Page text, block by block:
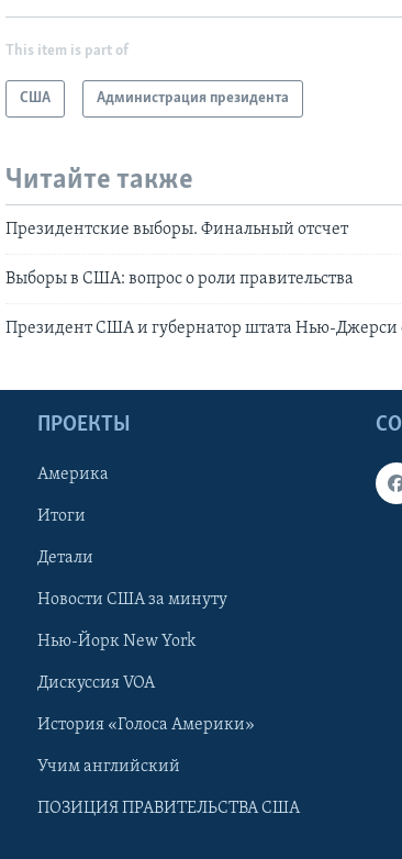
This item is part of
США Администрация президента
Читайте также
Президентские выборы. Финальный отсчет
Выборы в США: вопрос о роли правительства
Президент США и губернатор штата Нью-Джерси
ПРОЕКТЫ
Америка
Итоги
Детали
Новости США за минуту
Нью-Йорк New York
Дискуссия VOA
История «Голоса Америки»
Учим английский
ПОЗИЦИЯ ПРАВИТЕЛЬСТВА США